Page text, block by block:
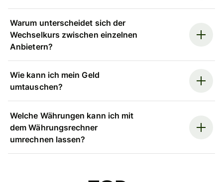
Warum unterscheidet sich der
Wechselkurs zwischen einzelnen
Anbietern?
Wie kann ich mein Geld
umtauschen?
Welche Währungen kann ich mit
dem Währungsrechner
umrechnen lassen?